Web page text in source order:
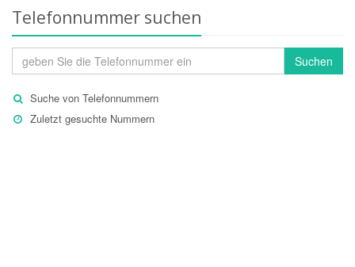
Telefonnummer suchen
Suchen
Suche von Telefonnummern
Zuletzt gesuchte Nummern